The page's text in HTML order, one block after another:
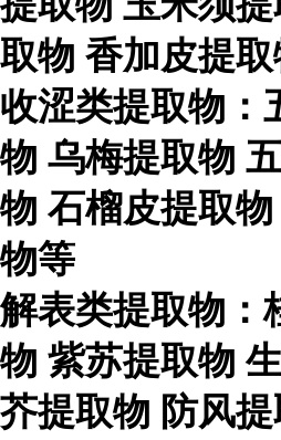
取物 香加皮提
收涩类提取物：
物 乌梅提取物
物 石榴皮提取物
物等
解表类提取物：
物 紫苏提取物
芥提取物 防风